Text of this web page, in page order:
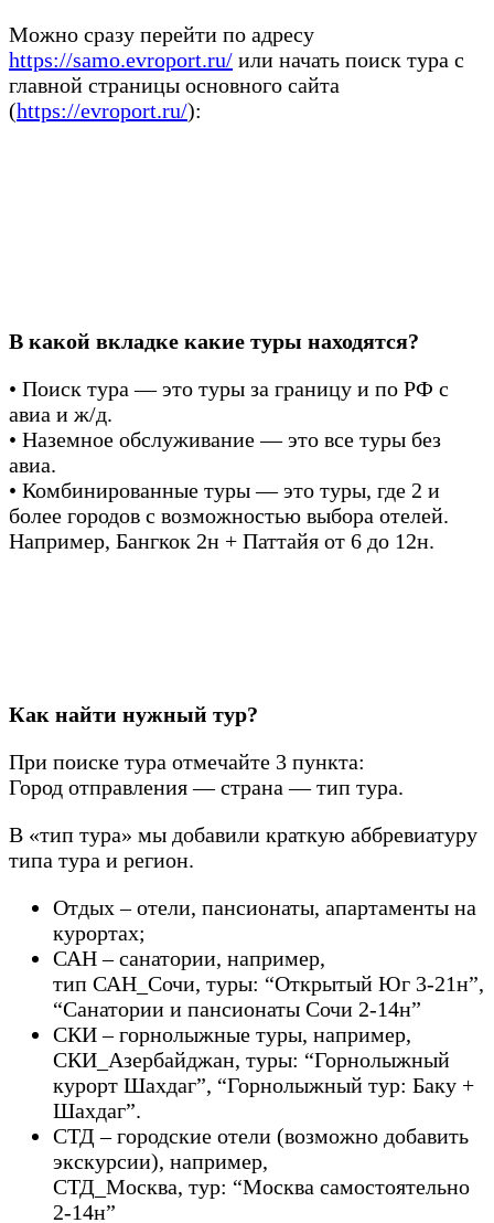
Можно сразу перейти по адресу
https://samo.evroport.ru/ или начать поиск тура с
главной страницы основного сайта
(https://evroport.ru/):
В какой вкладке какие туры находятся?
• Поиск тура — это туры за границу и по РФ с
авиа и ж/д.
• Наземное обслуживание — это все туры без
авиа.
• Комбинированные туры — это туры, где 2 и
более городов с возможностью выбора отелей.
Например, Бангкок 2н + Паттайя от 6 до 12н.
Как найти нужный тур?
При поиске тура отмечайте 3 пункта:
Город отправления — страна — тип тура.
В «тип тура» мы добавили краткую аббревиатуру
типа тура и регион.
Отдых – отели, пансионаты, апартаменты на
курортах;
САН – санатории, например,
тип САН_Сочи, туры: “Открытый Юг 3-21н”,
“Санатории и пансионаты Сочи 2-14н”
СКИ – горнолыжные туры, например,
СКИ_Азербайджан, туры: “Горнолыжный
курорт Шахдаг”, “Горнолыжный тур: Баку +
Шахдаг”.
СТД – городские отели (возможно добавить
экскурсии), например,
СТД_Москва, тур: “Москва самостоятельно
2-14н”